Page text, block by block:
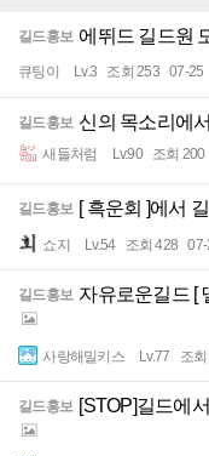
길드홍보 에뛰드 길드원
큐팅이 Lv.3 조회 253 07-25
길드홍보 신의 목소리에
새들처럼 Lv.90 조회 200
길드홍보 [ 흑운회 ]에서
쇼지 Lv.54 조회 428
길드홍보 자유로운길드 [
사랑해밀키스 Lv.77 조
길드홍보 [STOP]길드에